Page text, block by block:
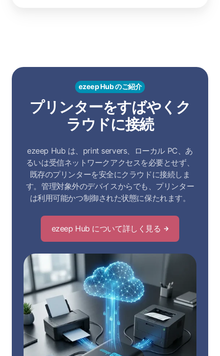
ezeep Hub のご紹介
プリンターをすばやくク
ラウドに接続
ezeep Hub は、print servers、ローカル PC、あ
るいは受信ネットワークアクセスを必要とせず、
既存のプリンターを安全にクラウドに接続しま
す。管理対象外のデバイスからでも、プリンター
は利用可能かつ制御された状態に保たれます。
ezeep Hub について詳しく見る